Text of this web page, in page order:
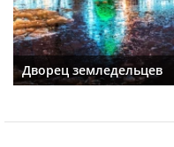
Дворец земледельцев